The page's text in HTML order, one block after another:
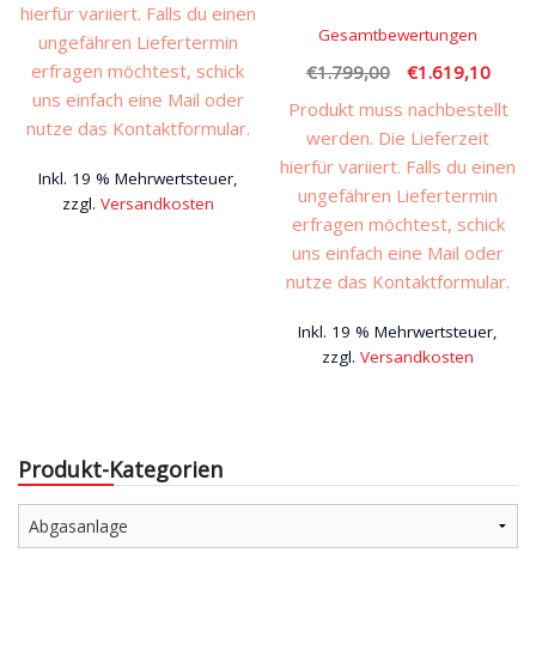
hierfür variiert. Falls du einen
ungefähren Liefertermin
erfragen möchtest, schick
uns einfach eine Mail oder
nutze das Kontaktformular.
Inkl. 19 % Mehrwertsteuer,
zzgl. Versandkosten
Gesamtbewertungen
€1.799,00
Ursprünglicher
Preis
war:
€1.799,00
€1.619,10
Preis
Produkt muss nachbestellt
werden. Die Lieferzeit
hierfür variiert. Falls du einen
ungefähren Liefertermin
erfragen möchtest, schick
uns einfach eine Mail oder
nutze das Kontaktformular.
Inkl. 19 % Mehrwertsteuer,
zzgl.Versandkosten
Produkt-Kategorien